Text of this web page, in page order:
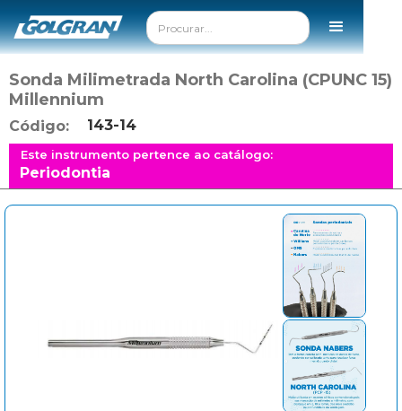
Sonda Milimetrada North Carolina (CPUNC 15)
Millennium
Código: 143-14
Este instrumento pertence ao catálogo:
Periodontia